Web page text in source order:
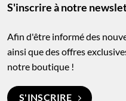
S'inscrire à notre
Afin d'être informé des
ainsi que des offres
notre boutique !
S'INSCRIRE